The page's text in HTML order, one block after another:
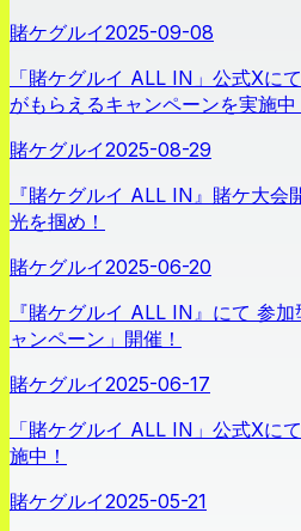
賭ケグルイ2025-09-08
「賭ケグルイ ALL IN」公式Xに
がもらえるキャンペーンを実施中
賭ケグルイ2025-08-29
『賭ケグルイ ALL IN』賭ケ大会
光を掴め！
賭ケグルイ2025-06-20
『賭ケグルイ ALL IN』にて 参
ャンペーン」開催！
賭ケグルイ2025-06-17
「賭ケグルイ ALL IN」公式Xに
施中！
賭ケグルイ2025-05-21